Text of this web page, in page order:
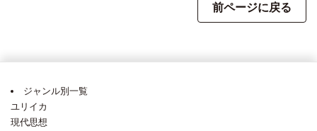
前ページに戻る
ジャンル別一覧
ユリイカ
現代思想